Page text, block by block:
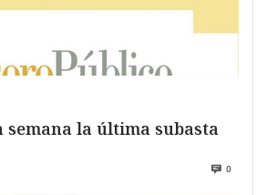
semana la última subasta
0